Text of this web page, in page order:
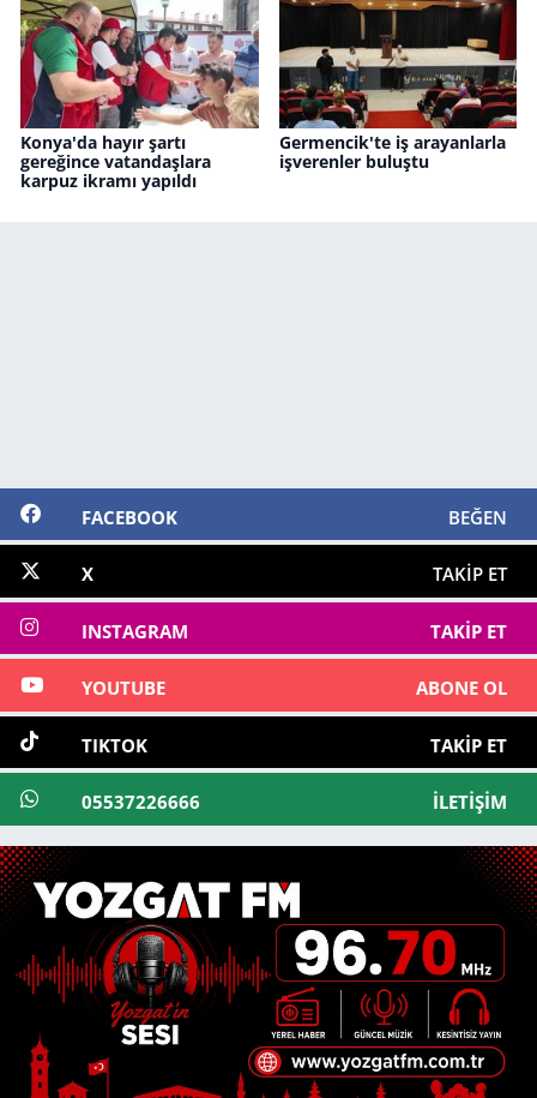
Konya'da hayır şartı
gereğince vatandaşlara
karpuz ikramı yapıldı
Germencik'te iş arayanlarla
işverenler buluştu
FACEBOOK BEĞEN
X TAKIP ET
INSTAGRAM TAKIP ET
YOUTUBE ABONE OL
TIKTOK TAKIP ET
05537226666 İLETIŞIM